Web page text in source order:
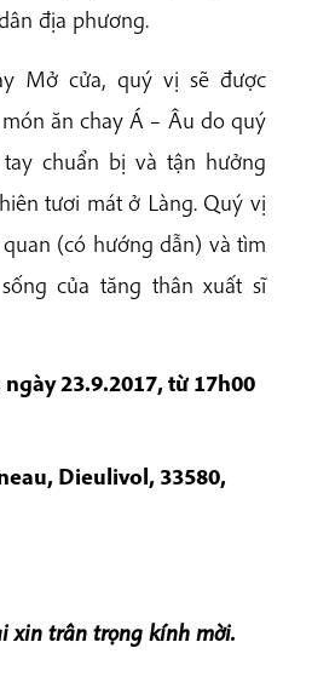
địa phương.
Mở cửa, quý vị sẽ được
ăn chay Á – Âu do quý
chuẩn bị và tận hưởng
tươi mát ở Làng. Quý vị
(có hướng dẫn) và tìm
của tăng thân xuất sĩ
ngày 23.9.2017, từ 17h00
Dieulivol, 33580,
xin trân trọng kính mời.